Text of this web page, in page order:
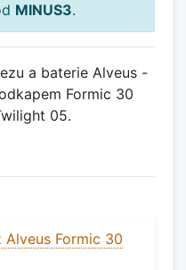
MINUS3.
a baterie Alveus -
Formic 30
05.
Alveus Formic 30